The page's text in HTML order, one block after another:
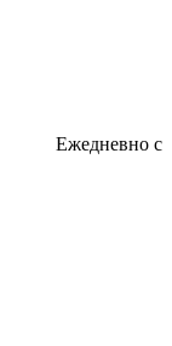
Ежедневно с